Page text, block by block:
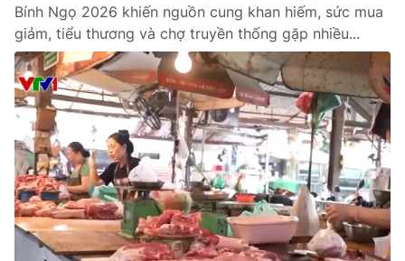
Bính Ngọ 2026 khiến nguồn cung khan hiếm, sức mua
giảm, tiểu thương và chợ truyền thống gặp nhiều...